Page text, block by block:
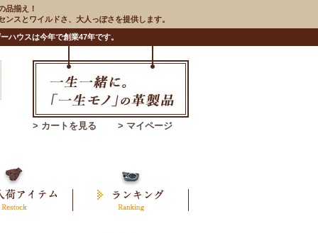
品揃え！
スとワイルドさ、大人っぽさを提供します。
ハウスは今年で創業47年です。
> カートを見る > マイページ